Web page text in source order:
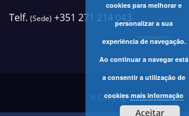
Telf. (Sede) +351 271 214 043
+contactos
© Copyright 2025 Rádio F
cookies para melhorar e
personalizar a sua
experiência de navegação.
Ao continuar a navegar está
a consentir a utilização de
cookiesmais informação
Aceitar